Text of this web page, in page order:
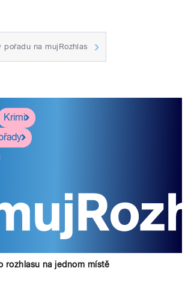
pořadu na mujRozhlas
Krimi
rozhlasu na jednom místě